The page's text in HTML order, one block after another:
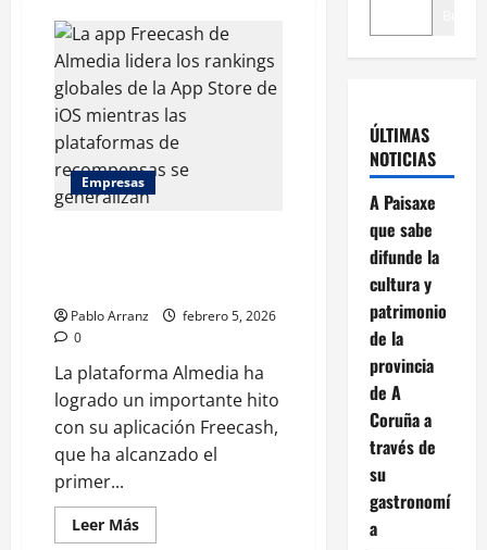
Empresas
Pablo Arranz
febrero 5, 2026
0
La plataforma Almedia ha
logrado un importante hito
con su aplicación Freecash,
que ha alcanzado el
primer...
Leer MásLeer
más
ÚLTIMAS
NOTICIAS
A Paisaxe
que sabe
difunde la
cultura y
patrimonio
de la
provincia
de A
Coruña a
través de
su
gastronomí
a